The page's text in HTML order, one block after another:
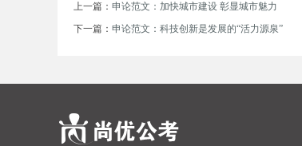
试
上一篇： 申论范文：加快城市建设 彰显城市魅力
下一篇： 申论范文：科技创新是发展的“活力源泉”